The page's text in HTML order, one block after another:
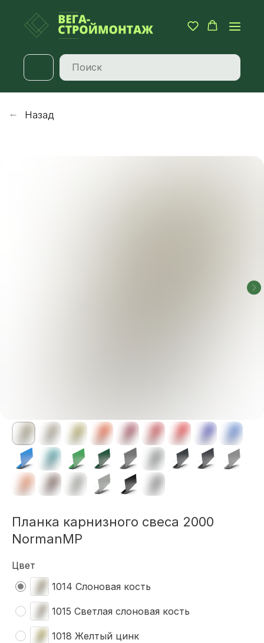
Назад
Планка карнизного свеса 2000
NormanMP
Цвет
1014 Слоновая кость
1015 Светлая слоновая кость
1018 Желтый цинк